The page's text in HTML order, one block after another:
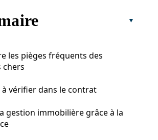
les pièges fréquents des
chers
à vérifier dans le contrat
gestion immobilière grâce à la